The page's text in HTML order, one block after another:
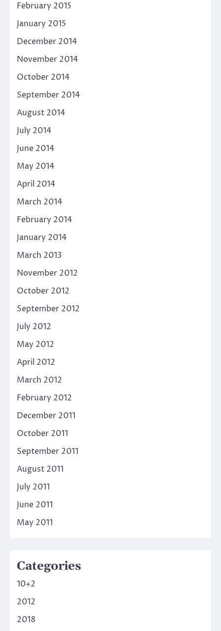
February 2015
January 2015
December 2014
November 2014
October 2014
September 2014
August 2014
July 2014
June 2014
May 2014
April 2014
March 2014
February 2014
January 2014
March 2013
November 2012
October 2012
September 2012
July 2012
May 2012
April 2012
March 2012
February 2012
December 2011
October 2011
September 2011
August 2011
July 2011
June 2011
May 2011
Categories
10+2
2012
2018